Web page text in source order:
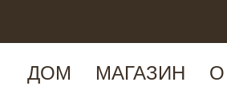
ДОМ МАГАЗИН О